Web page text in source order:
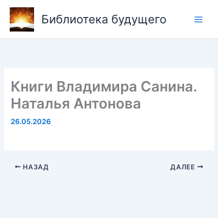
Перейти
содержимому
Библиотека будущего
Книги Владимира Санина.
Наталья Антонова
26.05.2026
НАЗАД ДАЛЕЕ